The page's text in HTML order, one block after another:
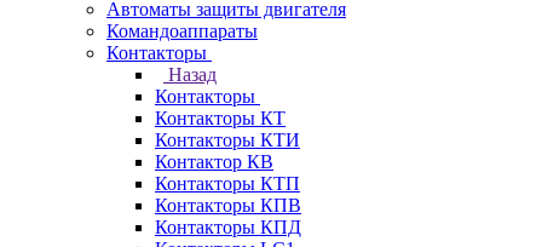
Автоматы защиты двигателя
Командоаппараты
Контакторы
Назад
Контакторы
Контакторы КТ
Контакторы КТИ
Контактор КВ
Контакторы КТП
Контакторы КПВ
Контакторы КПД